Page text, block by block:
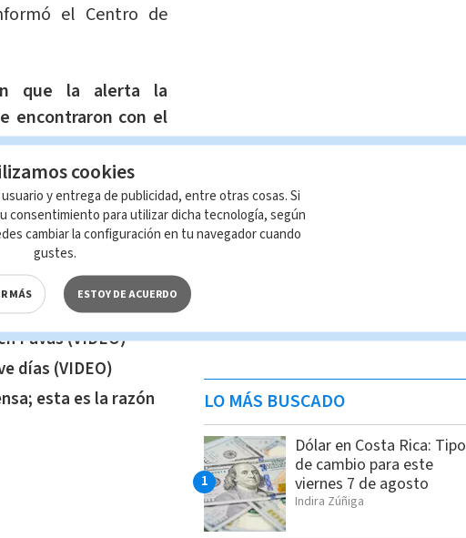
el Centro de
que la alerta la
encontraron con el
aún se desconoce
en masacre de
Pavas (VIDEO)
días (VIDEO)
esta es la razón
LO MÁS BUSCADO
Dólar en Costa Rica: Tipo
de cambio para este
viernes 7 de agosto
Indira Zúñiga
cookies
y entrega de publicidad, entre otras cosas. Si
consentimiento para utilizar dicha tecnología, según
cambiar la configuración en tu navegador cuando
gustes.
MÁS ESTOY DE ACUERDO